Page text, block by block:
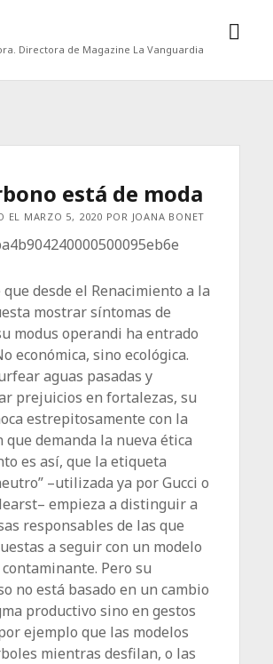
Directora de Magazine La Vanguardia
abrir
está de moda
EL MARZO 5, 2020 POR JOANA BONET
que desde el Renacimiento a la
mostrar síntomas de
modus operandi ha entrado
económica, sino ecológica.
aguas pasadas y
prejuicios en fortalezas, su
estrepitosamente con la
que demanda la nueva ética
es así, que la etiqueta
–utilizada ya por Gucci o
empieza a distinguir a
responsables de las que
a seguir con un modelo
Pero su
no está basado en un cambio
productivo sino en gestos
ejemplo que las modelos
mientras desfilan, o las